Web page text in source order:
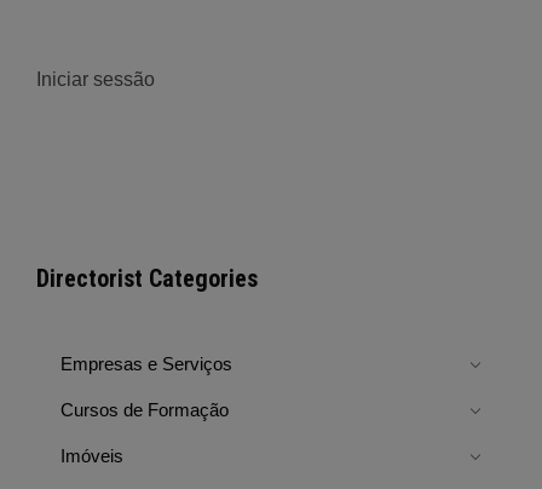
Iniciar sessão
Directorist Categories
Empresas e Serviços
Cursos de Formação
Imóveis